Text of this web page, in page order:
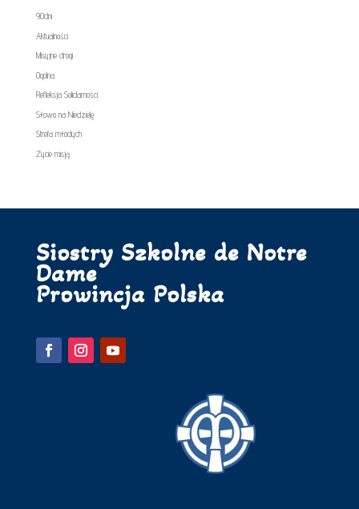
90dni
Aktualności
Misyjne drogi
Ogólna
Refleksja Solidarności
Słowo na Niedzielę
Strefa młodych
Życie misją
Siostry Szkolne de Notre
Dame
Prowincja Polska